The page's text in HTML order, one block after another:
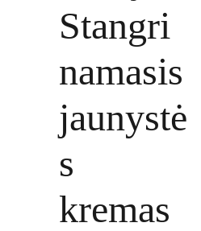
Stangri
namasis
jaunystė
s
kremas